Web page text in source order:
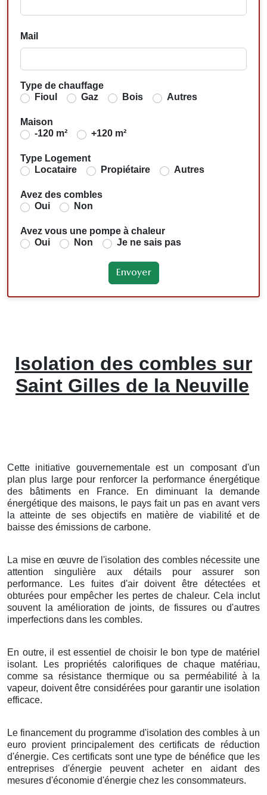
Mail
Type de chauffage
Fioul
Gaz Bois Autres
Maison
-120 m²
+120 m²
Type Logement
Locataire
Propiétaire Autres
Avez des combles
Oui
Non
Avez vous une pompe à chaleur
Oui
Non Je ne sais pas
Isolation des combles sur
Saint Gilles de la Neuville
Cette initiative gouvernementale est un composant d'un
plan plus large pour renforcer la performance énergétique
des bâtiments en France. En diminuant la demande
énergétique des maisons, le pays fait un pas en avant vers
la atteinte de ses objectifs en matière de viabilité et de
baisse des émissions de carbone.
La mise en œuvre de l'isolation des combles nécessite une
attention singulière aux détails pour assurer son
performance. Les fuites d'air doivent être détectées et
obturées pour empêcher les pertes de chaleur. Cela inclut
souvent la amélioration de joints, de fissures ou d'autres
imperfections dans les combles.
En outre, il est essentiel de choisir le bon type de matériel
isolant. Les propriétés calorifiques de chaque matériau,
comme sa résistance thermique ou sa perméabilité à la
vapeur, doivent être considérées pour garantir une isolation
efficace.
Le financement du programme d'isolation des combles à un
euro provient principalement des certificats de réduction
d'énergie. Ces certificats sont une type de bénéfice que les
entreprises d'énergie peuvent acheter en aidant des
mesures d'économie d'énergie chez les consommateurs.